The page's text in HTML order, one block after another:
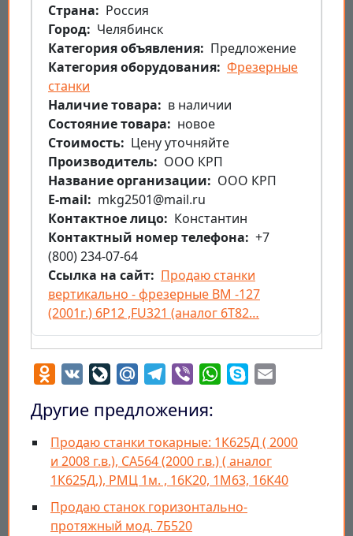
Страна
Россия
Город
Челябинск
Категория объявления
Предложение
Категория оборудования Фрезерные
станки
Наличие товара
в наличии
Состояние товара
новое
Стоимость
Цену уточняйте
Производитель
ООО КРП
Название организации
ООО КРП
E-mail
mkg2501@mail.ru
Контактное лицо
Константин
Контактный номер телефона
+7
(800) 234-07-64
Ссылка на сайт
Продаю станки
вертикально - фрезерные ВМ -127
(2001г.) 6Р12 ,FU321 (аналог 6Т82…
Odnoklassniki
VK LiveJournal
Mail.RuTelegram
Viber WhatsApp
Skype
Другие предложения:
Продаю станки токарные: 1К625Д ( 2000
и 2008 г.в.), СА564 (2000 г.в.) ( аналог
1К625Д,), РМЦ 1м. , 16К20, 1М63, 16К40
Продаю станок горизонтально-
протяжный мод. 7Б520